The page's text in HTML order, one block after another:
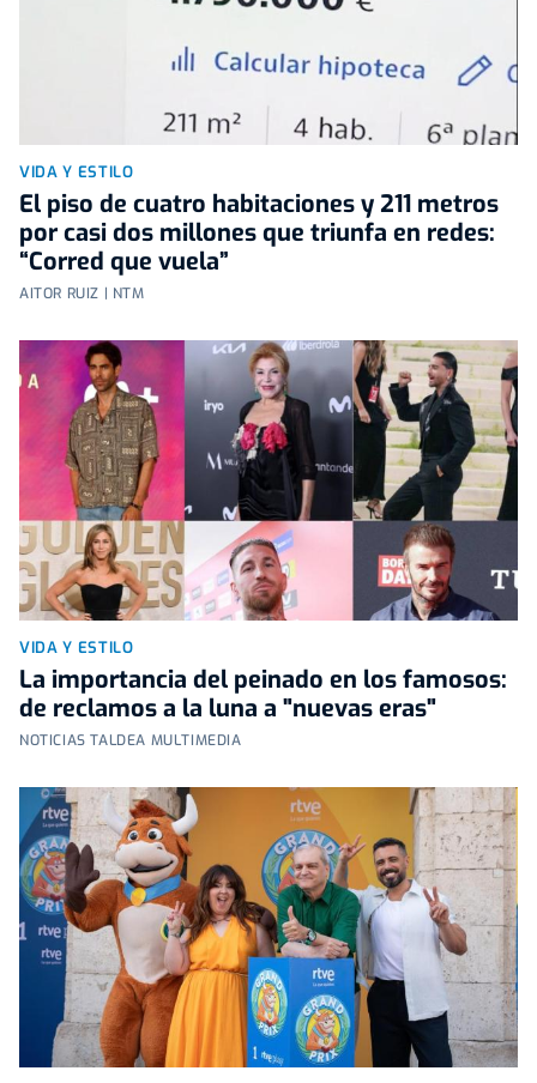
VIDA Y ESTILO
El piso de cuatro habitaciones y 211 metros
por casi dos millones que triunfa en redes:
“Corred que vuela”
AITOR RUIZ | NTM
VIDA Y ESTILO
La importancia del peinado en los famosos:
de reclamos a la luna a "nuevas eras"
NOTICIAS TALDEA MULTIMEDIA